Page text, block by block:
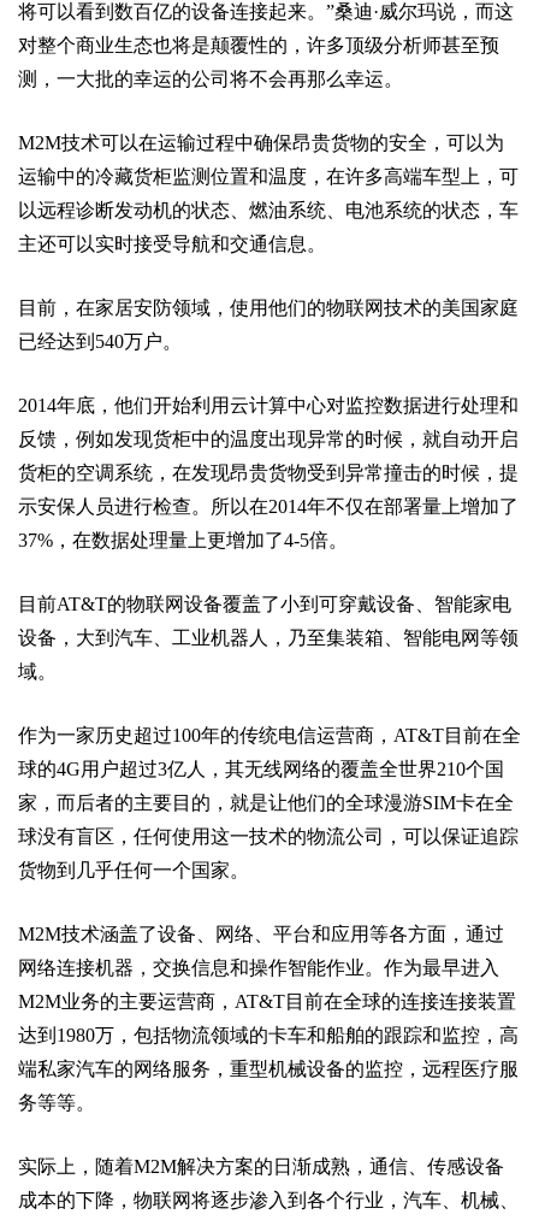
将可以看到数百亿的设备连接起来。”桑迪·威尔玛说，而这
对整个商业生态也将是颠覆性的，许多顶级分析师甚至预
测，一大批的幸运的公司将不会再那么幸运。
M2M技术可以在运输过程中确保昂贵货物的安全，可以为
运输中的冷藏货柜监测位置和温度，在许多高端车型上，可
以远程诊断发动机的状态、燃油系统、电池系统的状态，车
主还可以实时接受导航和交通信息。
目前，在家居安防领域，使用他们的物联网技术的美国家庭
已经达到540万户。
2014年底，他们开始利用云计算中心对监控数据进行处理和
反馈，例如发现货柜中的温度出现异常的时候，就自动开启
货柜的空调系统，在发现昂贵货物受到异常撞击的时候，提
示安保人员进行检查。所以在2014年不仅在部署量上增加了
37%，在数据处理量上更增加了4-5倍。
目前AT&T的物联网设备覆盖了小到可穿戴设备、智能家电
设备，大到汽车、工业机器人，乃至集装箱、智能电网等领
域。
作为一家历史超过100年的传统电信运营商，AT&T目前在全
球的4G用户超过3亿人，其无线网络的覆盖全世界210个国
家，而后者的主要目的，就是让他们的全球漫游SIM卡在全
球没有盲区，任何使用这一技术的物流公司，可以保证追踪
货物到几乎任何一个国家。
M2M技术涵盖了设备、网络、平台和应用等各方面，通过
网络连接机器，交换信息和操作智能作业。作为最早进入
M2M业务的主要运营商，AT&T目前在全球的连接连接装置
达到1980万，包括物流领域的卡车和船舶的跟踪和监控，高
端私家汽车的网络服务，重型机械设备的监控，远程医疗服
务等等。
实际上，随着M2M解决方案的日渐成熟，通信、传感设备
成本的下降，物联网将逐步渗入到各个行业，汽车、机械、